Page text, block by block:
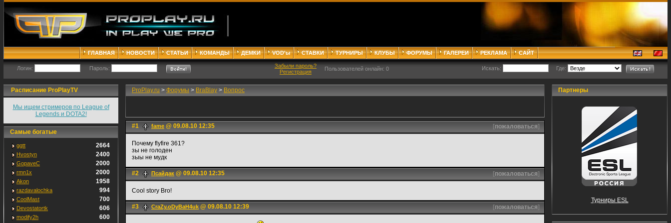
ГЛАВНАЯ НОВОСТИ СТАТЬИ КОМАНДЫ ДЕМКИ VOD'ы СТАВКИ ТУРНИРЫ КЛУБЫ ФОРУМЫ ГАЛЕРЕИ РЕКЛАМА САЙТ
Логин: Пароль:
Забыли пароль?
Регистрация
Пользователей онлайн: 0 Искать: Где:
Расписание ProPlayTV
Мы ищем стримеров по League of
Legends и DOTA2!
Самые богатые
ggtt 2664
Hvostyn 2400
GopaveC 2000
rmn1x 2000
Akon 1958
razdavalochka 994
CoolMast 700
Devostatortk 606
modify2h
600
ProPlay.ru > Форумы > BraBlay > Вопрос
#1 fame @ 09.08.10 12:35 [пожаловаться]
Почему flyfire 361?
зы не голоден
зыы не мудк
#2 Псайдак @ 09.08.10 12:35 [пожаловаться]
Сool story Bro!
#3 CraZy.oDyBaH4uk @ 09.08.10 12:39 [пожаловаться]
Партнеры
Турниры ESL